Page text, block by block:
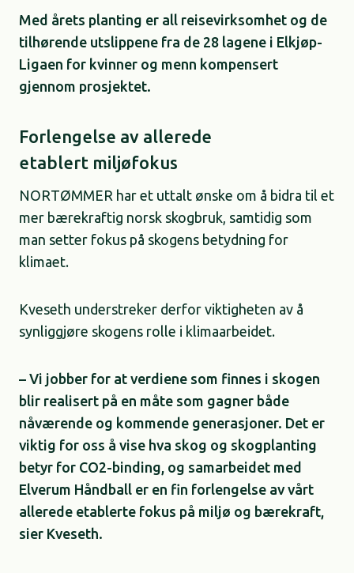
Med årets planting er all reisevirksomhet og de
tilhørende utslippene fra de 28 lagene i Elkjøp-
Ligaen for kvinner og menn kompensert
gjennom prosjektet.
Forlengelse av allerede
etablert miljøfokus
NORTØMMER har et uttalt ønske om å bidra til et
mer bærekraftig norsk skogbruk, samtidig som
man setter fokus på skogens betydning for
klimaet.
Kveseth understreker derfor viktigheten av å
synliggjøre skogens rolle i klimaarbeidet.
– Vi jobber for at verdiene som finnes i skogen
blir realisert på en måte som gagner både
nåværende og kommende generasjoner. Det er
viktig for oss å vise hva skog og skogplanting
betyr for CO2-binding, og samarbeidet med
Elverum Håndball er en fin forlengelse av vårt
allerede etablerte fokus på miljø og bærekraft,
sier Kveseth.